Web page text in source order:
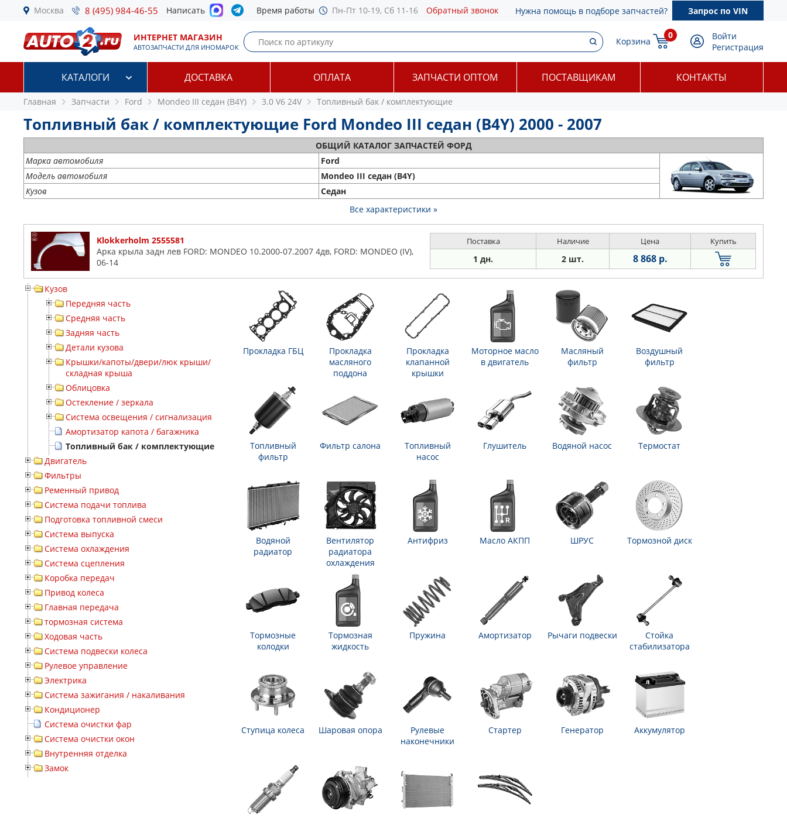
Москва 8 (495) 984-46-55 Написать Время работы Пн-Пт 10-19, Сб 11-16 Обратный звонок Нужна помощь в подборе запчастей? Запрос по VIN
ИНТЕРНЕТ МАГАЗИН
АВТОЗАПЧАСТИ ДЛЯ ИНОМАРОК
Корзина
0
Войти
Регистрация
КАТАЛОГИ ДОСТАВКА ОПЛАТА ЗАПЧАСТИ ОПТОМ ПОСТАВЩИКАМ КОНТАКТЫ
Главная Запчасти Ford Mondeo III седан (B4Y) 3.0 V6 24V Топливный бак / комплектующие
Топливный бак / комплектующие Ford Mondeo III седан (B4Y) 2000 - 2007
ОБЩИЙ КАТАЛОГ ЗАПЧАСТЕЙ ФОРД
Марка автомобиля
Ford
Модель автомобиля
Mondeo III седан (B4Y)
Кузов
Седан
Все характеристики »
Klokkerholm 2555581
Арка крыла задн лев FORD: MONDEO 10.2000-07.2007 4дв, FORD: MONDEO (IV),
06-14
Поставка Наличие Цена Купить
1 дн. 2 шт. 8 868 р.
Кузов
Передняя часть
Средняя часть
Задняя часть
Детали кузова
Крышки/капоты/двери/люк крыши/
складная крыша
Облицовка
Остекление / зеркала
Система освещения / сигнализация
Амортизатор капота / багажника
Топливный бак / комплектующие
Двигатель
Фильтры
Ременный привод
Система подачи топлива
Подготовка топливной смеси
Система выпуска
Система охлаждения
Система сцепления
Коробка передач
Привод колеса
Главная передача
тормозная система
Ходовая часть
Система подвески колеса
Рулевое управление
Электрика
Система зажигания / накаливания
Кондиционер
Система очистки фар
Система очистки окон
Внутренняя отделка
Замок
Прокладка ГБЦ
Прокладка
масляного
поддона
Прокладка
клапанной
крышки
Моторное масло
в двигатель
Масляный
фильтр
Воздушный
фильтр
Топливный
фильтр
Фильтр салона
Топливный
насос
Глушитель Водяной насос Термостат
Водяной
радиатор
Вентилятор
радиатора
охлаждения
Антифриз Масло АКПП ШРУС Тормозной диск
Тормозные
колодки
Тормозная
жидкость
Пружина Амортизатор Рычаги подвески
Стойка
стабилизатора
Ступица колеса Шаровая опора
Рулевые
наконечники
Стартер Генератор Аккумулятор